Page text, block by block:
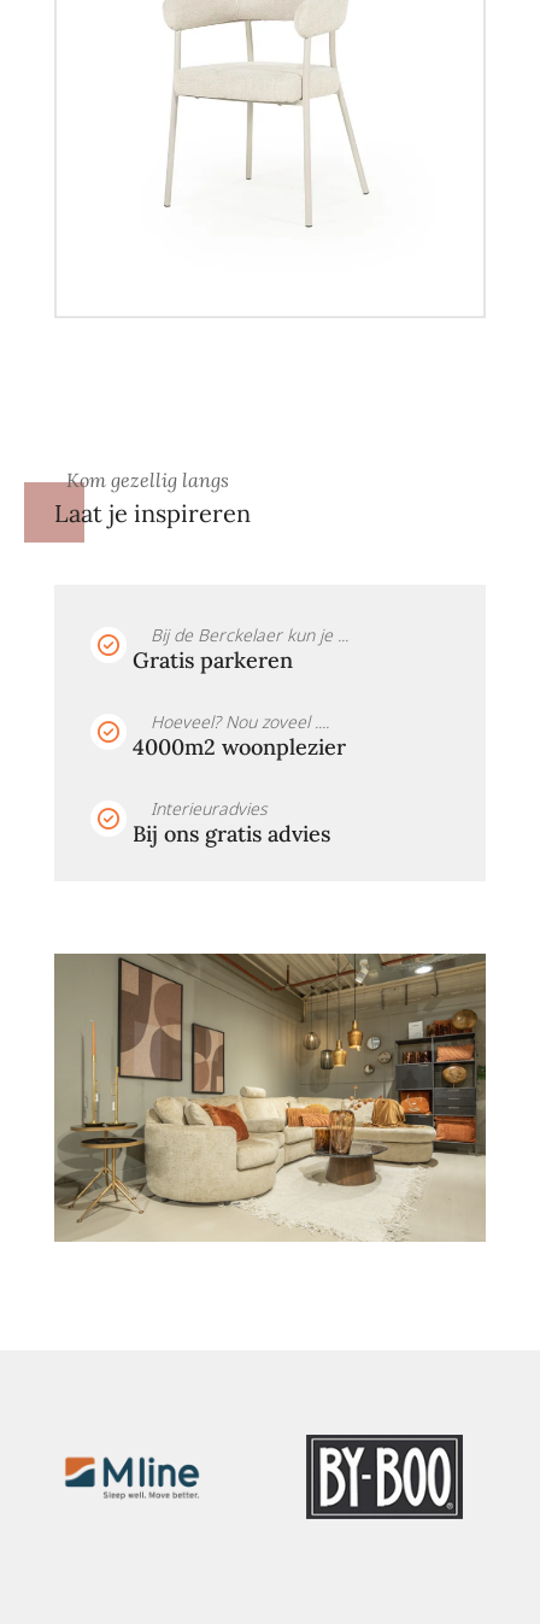
Kom gezellig langs
Laat je inspireren
Bij de Berckelaer kun je ...
Gratis parkeren
Hoeveel? Nou zoveel ....
4000m2 woonplezier
Interieuradvies
Bij ons gratis advies